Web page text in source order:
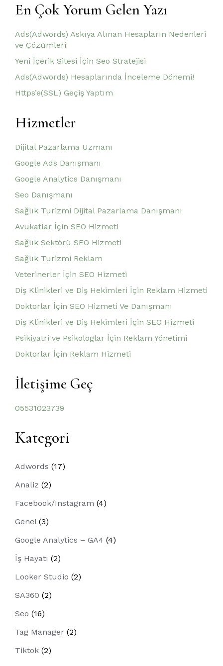
En Çok Yorum Gelen Yazı
Ads(Adwords) Askıya Alınan Hesapların Nedenleri
ve Çözümleri
Yeni İçerik Sitesi İçin Seo Stratejisi
Ads(Adwords) Hesaplarında İnceleme Dönemi!
Https’e(SSL) Geçiş Yaptım
Hizmetler
Dijital Pazarlama Uzmanı
Google Ads Danışmanı
Google Analytics Danışmanı
Seo Danışmanı
Sağlık Turizmi Dijital Pazarlama Danışmanı
Avukatlar İçin SEO Hizmeti
Sağlık Sektörü SEO Hizmeti
Sağlık Turizmi Reklam
Veterinerler İçin SEO Hizmeti
Diş Klinikleri ve Diş Hekimleri İçin Reklam Hizmeti
Doktorlar İçin SEO Hizmeti Ve Danışmanı
Diş Klinikleri ve Diş Hekimleri İçin SEO Hizmeti
Psikiyatri ve Psikologlar İçin Reklam Yönetimi
Doktorlar İçin Reklam Hizmeti
İletişime Geç
05531023739
Kategori
Adwords (17)
Analiz (2)
Facebook/Instagram (4)
Genel(3)
Google Analytics – GA4 (4)
İş Hayatı (2)
Looker Studio (2)
SA360 (2)
Seo (16)
Tag Manager (2)
Tiktok (2)